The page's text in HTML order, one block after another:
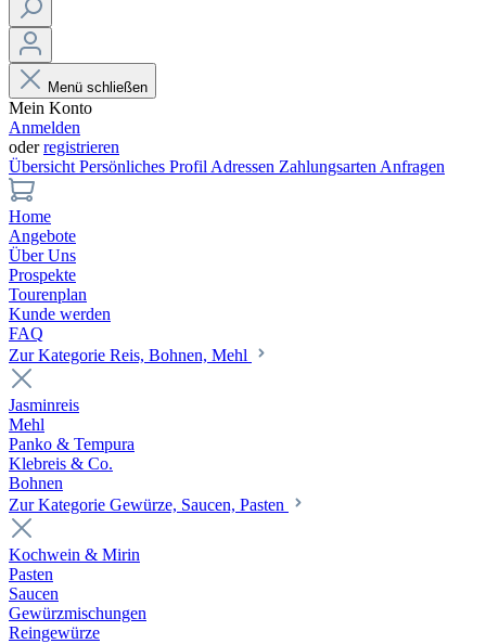
Menü schließen
Mein Konto
Anmelden
oderregistrieren
Übersicht Persönliches Profil Adressen Zahlungsarten Anfragen
Home
Angebote
Über Uns
Prospekte
Tourenplan
Kunde werden
FAQ
Zur Kategorie Reis, Bohnen, Mehl
Jasminreis
Mehl
Panko & Tempura
Klebreis & Co.
Bohnen
Zur Kategorie Gewürze, Saucen, Pasten
Kochwein & Mirin
Pasten
Saucen
Gewürzmischungen
Reingewürze